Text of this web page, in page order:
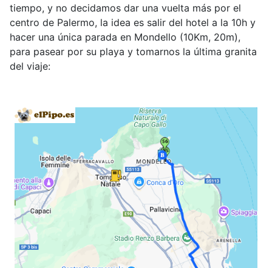
tiempo, y no decidamos dar una vuelta más por el
centro de Palermo, la idea es salir del hotel a la 10h y
hacer una única parada en Mondello (10Km, 20m),
para pasear por su playa y tomarnos la última granita
del viaje: